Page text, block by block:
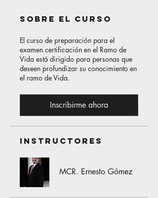
Sobre el curso
El curso de preparación para el
examen certificación en el Ramo de
Vida está dirigido para personas que
deseen profundizar su conocimiento en
el ramo de Vida.
Inscribirme ahora
Instructores
MCR. Ernesto Gómez